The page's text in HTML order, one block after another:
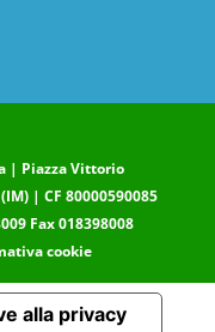
| Piazza Vittorio
| CF 80000590085
Fax 018398008
cookie
alla privacy